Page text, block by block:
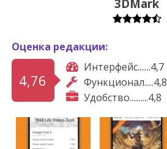
3DMark
Оценка редакции:
4,76
Интерфейс.......4,7
Функционал.....4,8
Удобство..........4,8